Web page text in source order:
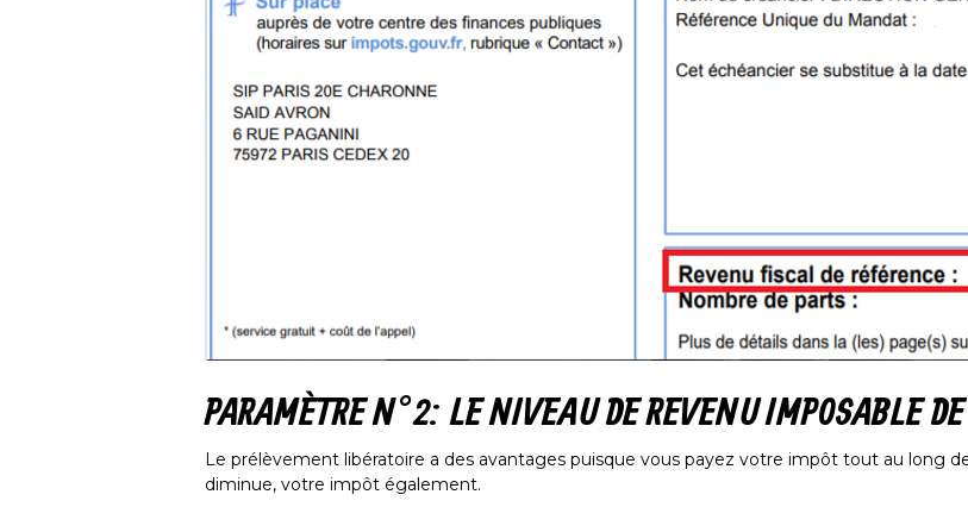
PARAMÈTRE N°2 : LE NIVEAU DE REVENU IMPOSABLE
Le prélèvement libératoire a des avantages puisque vous payez votre impôt tout au long
diminue, votre impôt également.